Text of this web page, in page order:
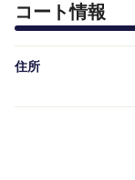
コート情報
住所